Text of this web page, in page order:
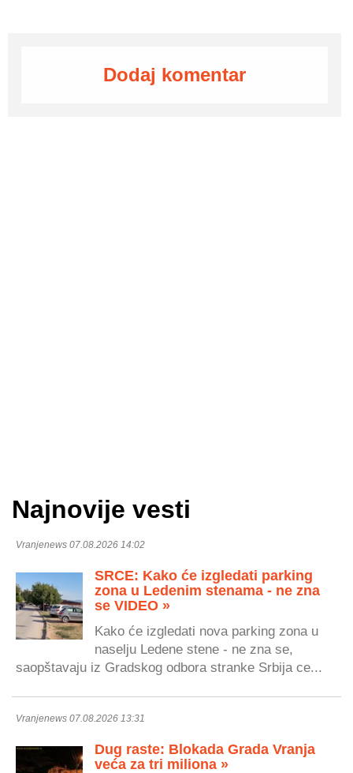
Dodaj komentar
Najnovije vesti
Vranjenews 07.08.2026 14:02
SRCE: Kako će izgledati parking
zona u Ledenim stenama - ne zna
se VIDEO »
Kako će izgledati nova parking zona u
naselju Ledene stene - ne zna se,
saopštavaju iz Gradskog odbora stranke Srbija ce...
Vranjenews 07.08.2026 13:31
Dug raste: Blokada Grada Vranja
veća za tri miliona »